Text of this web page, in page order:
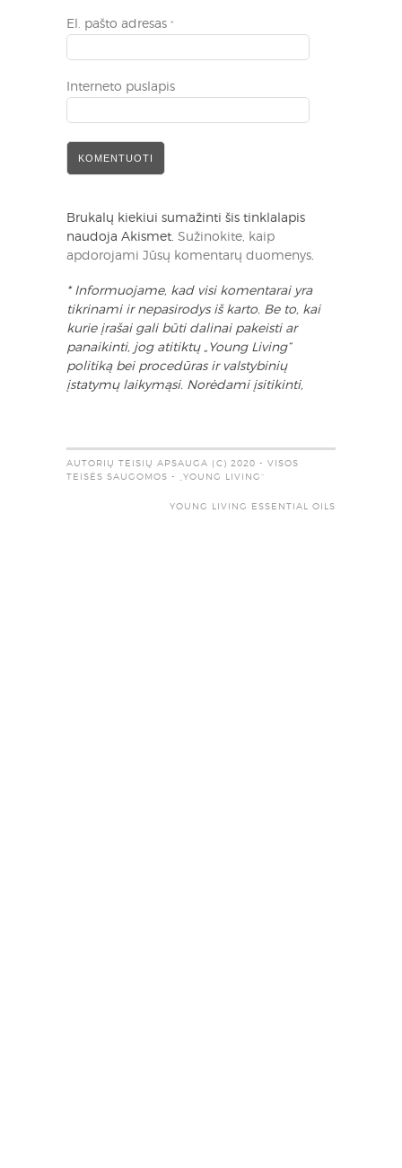
El. pašto adresas *
Interneto puslapis
Brukalų kiekiui sumažinti šis tinklalapis
naudoja Akismet. Sužinokite, kaip
apdorojami Jūsų komentarų duomenys.
* Informuojame, kad visi komentarai yra
tikrinami ir nepasirodys iš karto. Be to, kai
kurie įrašai gali būti dalinai pakeisti ar
panaikinti, jog atitiktų „Young Living“
politiką bei procedūras ir valstybinių
įstatymų laikymąsi. Norėdami įsitikinti,
AUTORIŲ TEISIŲ APSAUGA (C) 2020 - VISOS
TEISĖS SAUGOMOS - „YOUNG LIVING“
YOUNG LIVING ESSENTIAL OILS